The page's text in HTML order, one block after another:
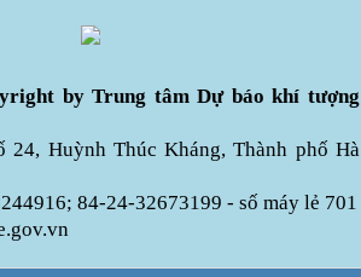
by Trung tâm Dự báo khí tượng
24, Huỳnh Thúc Kháng, Thành phố Hà
84-24-32673199 - số máy lẻ 701